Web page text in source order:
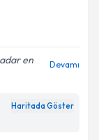
en
Devamı
Haritada Göster